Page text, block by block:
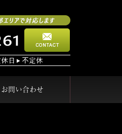
お問い合わせ